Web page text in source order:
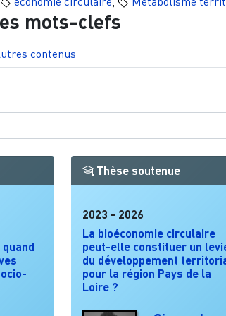
mots-clefs
contenus
Thèse soutenue
2023 - 2026
La bioéconomie circulaire
peut-elle constituer un
du développement
pour la région Pays de la
Loire ?